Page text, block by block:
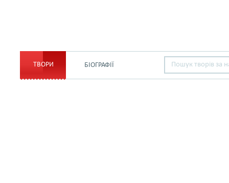
ТВОРИ БІОГРАФІЇ